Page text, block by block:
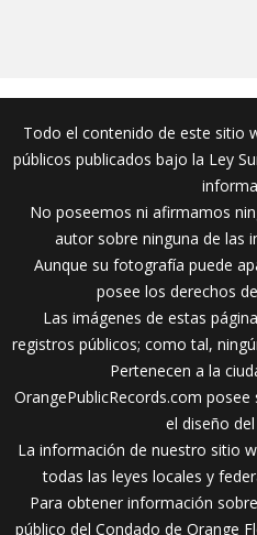
Todo el contenido de este sitio
públicos publicados bajo la Ley
No poseemos ni afirmamos
autor sobre ninguna de las
Aunque su fotografía puede
posee los derechos
Las imágenes de estas
registros públicos; como tal,
Pertenecen a la
OrangePublicRecords.com
el diseño
La información de nuestro sitio
todas las leyes locales y
Para obtener información
público del Condado de Orange